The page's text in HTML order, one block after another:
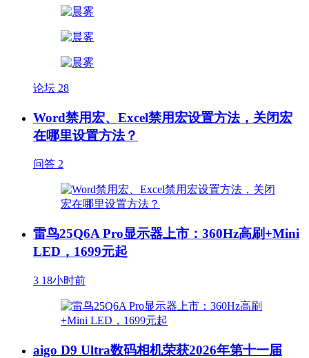
论坛 28
Word禁用宏、Excel禁用宏设置方法，关闭宏
在哪里设置方法？
问答 2
雷鸟25Q6A Pro显示器上市：360Hz高刷+Mini
LED，1699元起
3 18小时前
aigo D9 Ultra数码相机荣获2026年第十一届